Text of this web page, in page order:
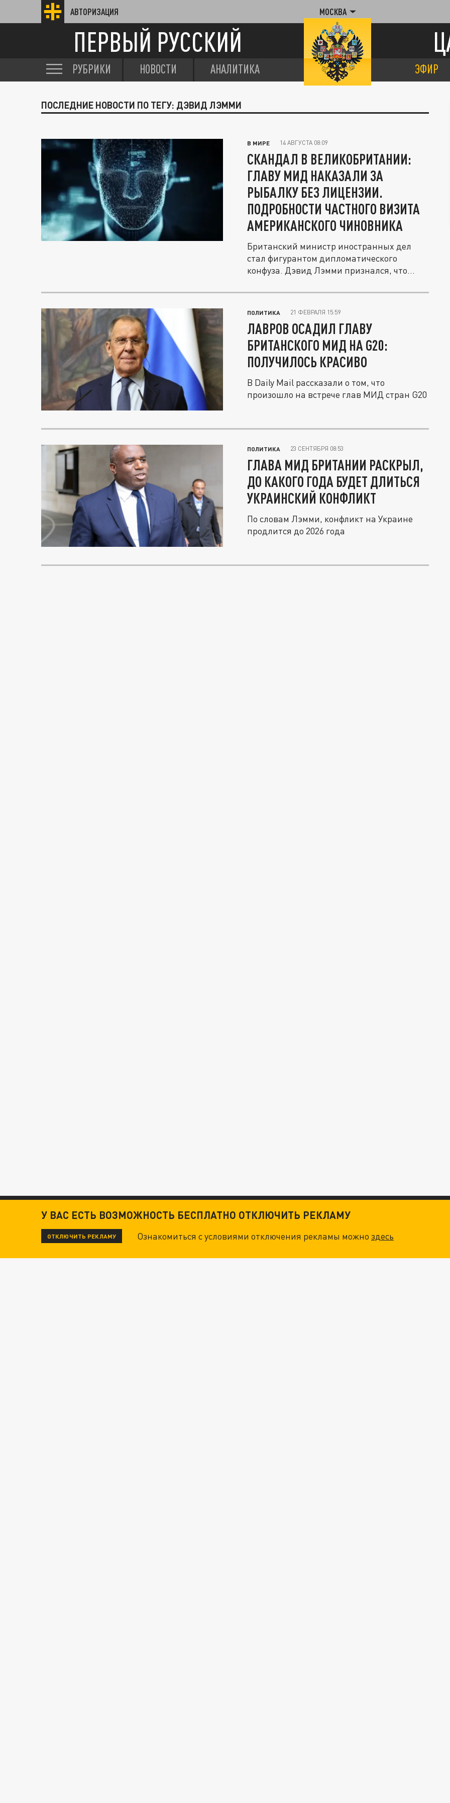
АВТОРИЗАЦИЯ МОСКВА
ПЕРВЫЙ РУССКИЙ
РУБРИКИ НОВОСТИ АНАЛИТИКА ЭФИР
ПОСЛЕДНИЕ НОВОСТИ ПО ТЕГУ: ДЭВИД ЛЭММИ
В МИРЕ 14 АВГУСТА 08:09
СКАНДАЛ В ВЕЛИКОБРИТАНИИ:
ГЛАВУ МИД НАКАЗАЛИ ЗА
РЫБАЛКУ БЕЗ ЛИЦЕНЗИИ.
ПОДРОБНОСТИ ЧАСТНОГО ВИЗИТА
АМЕРИКАНСКОГО ЧИНОВНИКА
Британский министр иностранных дел
стал фигурантом дипломатического
конфуза. Дэвид Лэмми признался, что
ПОЛИТИКА 21 ФЕВРАЛЯ 15:59
ЛАВРОВ ОСАДИЛ ГЛАВУ
БРИТАНСКОГО МИД НА G20:
ПОЛУЧИЛОСЬ КРАСИВО
В Daily Mail рассказали о том, что
произошло на встрече глав МИД стран G20
ПОЛИТИКА 23 СЕНТЯБРЯ 08:53
ГЛАВА МИД БРИТАНИИ РАСКРЫЛ,
ДО КАКОГО ГОДА БУДЕТ ДЛИТЬСЯ
УКРАИНСКИЙ КОНФЛИКТ
По словам Лэмми, конфликт на Украине
продлится до 2026 года
У ВАС ЕСТЬ ВОЗМОЖНОСТЬ БЕСПЛАТНО ОТКЛЮЧИТЬ РЕКЛАМУ
ОТКЛЮЧИТЬ РЕКЛАМУ Ознакомиться с условиями отключения рекламы можноздесь